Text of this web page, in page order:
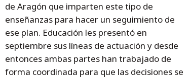
de Aragón que imparten este tipo de
enseñanzas para hacer un seguimiento de
ese plan. Educación les presentó en
septiembre sus líneas de actuación y desde
entonces ambas partes han trabajado de
forma coordinada para que las decisiones se